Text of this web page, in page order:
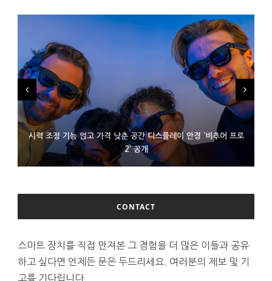
시력 조정 기능 얹고 가격 낮춘 공간 디스플레이 안경 ‘비추어 프로
2’ 공개
D램 부족에 10억달러어치 아이폰18 프로세서 패키징 대기 중
300~400달러 반지형 스피커 준비하는 오픈AI
CONTACT
스마트 장치를 직접 만져본 그 경험을 더 많은 이들과 공유
하고 싶다면 언제든 문은 두드리세요. 여러분의 제보 및 기
고를 기다립니다.